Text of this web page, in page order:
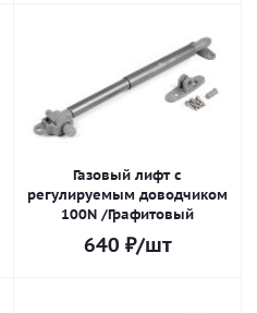
Газовый лифт с
регулируемым доводчиком
100N /Графитовый
640 ₽/шт